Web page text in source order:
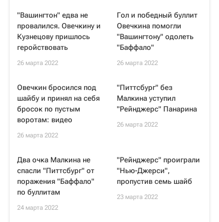
"Вашингтон" едва не
провалился. Овечкину и
Кузнецову пришлось
геройствовать
26 марта 2022
Гол и победный буллит
Овечкина помогли
"Вашингтону" одолеть
"Баффало"
26 марта 2022
Овечкин бросился под
шайбу и принял на себя
бросок по пустым
воротам: видео
26 марта 2022
"Питтсбург" без
Малкина уступил
"Рейнджерс" Панарина
26 марта 2022
Два очка Малкина не
спасли "Питтсбург" от
поражения "Баффало"
по буллитам
24 марта 2022
"Рейнджерс" проиграли
"Нью-Джерси",
пропустив семь шайб
23 марта 2022